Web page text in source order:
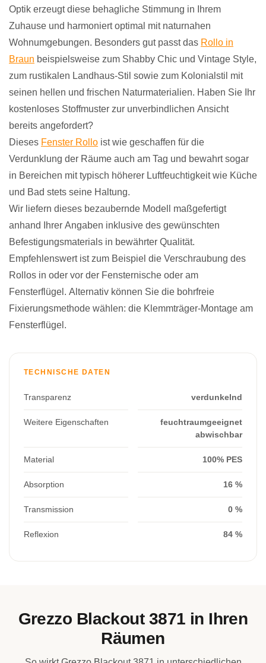
Optik erzeugt diese behagliche Stimmung in Ihrem
Zuhause und harmoniert optimal mit naturnahen
Wohnumgebungen. Besonders gut passt das Rollo in
Braun beispielsweise zum Shabby Chic und Vintage Style,
zum rustikalen Landhaus-Stil sowie zum Kolonialstil mit
seinen hellen und frischen Naturmaterialien. Haben Sie Ihr
kostenloses Stoffmuster zur unverbindlichen Ansicht
bereits angefordert?
Dieses Fenster Rollo ist wie geschaffen für die
Verdunklung der Räume auch am Tag und bewahrt sogar
in Bereichen mit typisch höherer Luftfeuchtigkeit wie Küche
und Bad stets seine Haltung.
Wir liefern dieses bezaubernde Modell maßgefertigt
anhand Ihrer Angaben inklusive des gewünschten
Befestigungsmaterials in bewährter Qualität.
Empfehlenswert ist zum Beispiel die Verschraubung des
Rollos in oder vor der Fensternische oder am
Fensterflügel. Alternativ können Sie die bohrfreie
Fixierungsmethode wählen: die Klemmträger-Montage am
Fensterflügel.
TECHNISCHE DATEN
Transparenz verdunkelnd
Weitere Eigenschaften
feuchtraumgeeignet
abwischbar
Material 100% PES
Absorption 16 %
Transmission 0 %
Reflexion 84 %
Grezzo Blackout 3871 in Ihren
Räumen